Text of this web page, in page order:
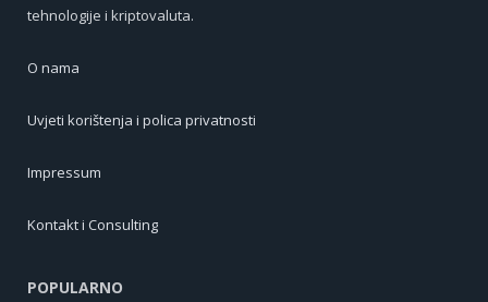
tehnologije i kriptovaluta.
O nama
Uvjeti korištenja i polica privatnosti
Impressum
Kontakt i Consulting
POPULARNO